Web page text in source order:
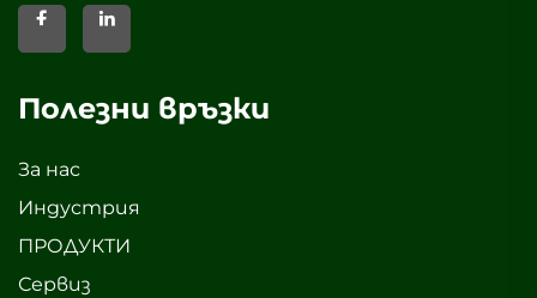
Полезни връзки
За нас
Индустрия
ПРОДУКТИ
Сервиз